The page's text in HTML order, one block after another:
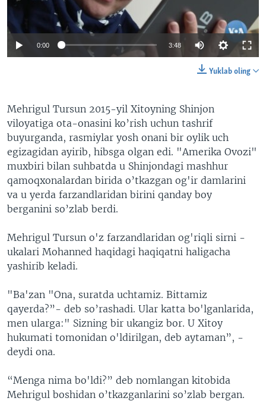
XABARLAR SURATLARDA
TELEGRAM
SOUNDCLOUD
VOA
0:00 3:48
Yuklab oling
Mehrigul Tursun 2015-yil Xitoyning Shinjon
viloyatiga ota-onasini ko’rish uchun tashrif
buyurganda, rasmiylar yosh onani bir oylik uch
egizagidan ayirib, hibsga olgan edi. "Amerika Ovozi"
muxbiri bilan suhbatda u Shinjondagi mashhur
qamoqxonalardan birida o’tkazgan og'ir damlarini
va u yerda farzandlaridan birini qanday boy
berganini so’zlab berdi.
Mehrigul Tursun o'z farzandlaridan og'riqli sirni -
ukalari Mohanned haqidagi haqiqatni haligacha
yashirib keladi.
"Ba'zan "Ona, suratda uchtamiz. Bittamiz
qayerda?”- deb so’rashadi. Ular katta bo'lganlarida,
men ularga:" Sizning bir ukangiz bor. U Xitoy
hukumati tomonidan o'ldirilgan, deb aytaman”, -
deydi ona.
“Menga nima bo'ldi?” deb nomlangan kitobida
Mehrigul boshidan o’tkazganlarini so’zlab bergan.